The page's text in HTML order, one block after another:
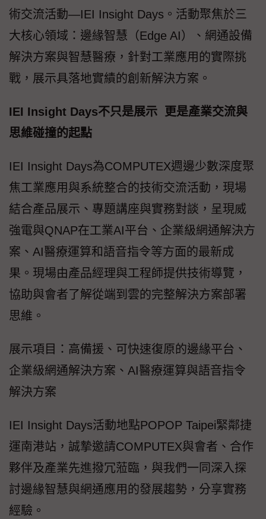
術交流活動—IEI Insight Days。活動聚焦於三
大核心領域：邊緣智慧（Edge AI）、網通設備
解決方案與智慧醫療，針對工業應用的實際挑
戰，展示具落地實績的創新解決方案。
IEI Insight Days不只是展示 更是產業交流與
思維碰撞的起點
IEI Insight Days為COMPUTEX週邊少數深度聚
焦工業應用與系統整合的技術交流活動，現場
結合產品展示、專題講座與實務對談，呈現威
強電與QNAP在工業AI平台、企業級網通解決方
案、AI醫療運算和語音指令等方面的最新成
果。現場由產品經理與工程師提供技術導覽，
協助與會者了解從端到雲的完整解決方案部署
思維。
展示項目：高備援、可快速復原的邊緣平台、
企業級網通解決方案、AI醫療運算與語音指令
解決方案
IEI Insight Days活動地點POPOP Taipei緊鄰捷
運南港站，誠摯邀請COMPUTEX與會者、合作
夥伴及產業先進撥冗蒞臨，與我們一同深入探
討邊緣智慧與網通應用的發展趨勢，分享實務
經驗。